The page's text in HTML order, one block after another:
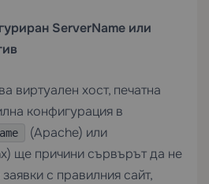
ServerName или
виртуален хост, печатна
конфигурация в
(Apache) или
ще причини сървърът да не
с правилния сайт,